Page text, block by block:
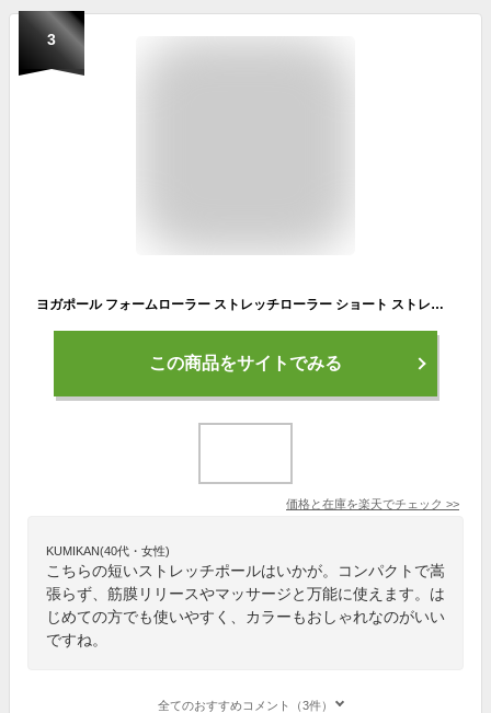
3
ヨガポール フォームローラー ストレッチローラー ショート ストレッチ用ポール ストレッチ ヨガローラー ショートポール ハーフ コンパクト エクササイズ ダイエット器具 筋膜リリース ポールエクササイズ マッサージ
この商品をサイトでみる
価格と在庫を楽天でチェック >>
KUMIKAN(40代・女性)
こちらの短いストレッチポールはいかが。コンパクトで嵩
張らず、筋膜リリースやマッサージと万能に使えます。は
じめての方でも使いやすく、カラーもおしゃれなのがいい
ですね。
全てのおすすめコメント（3件）